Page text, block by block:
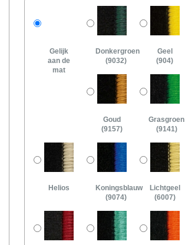
Gelijk
aan de
mat
Donkergroen
(9032)
Geel
(904)
Goud
(9157)
Grasgroen
(9141)
Helios
Koningsblauw
(9074)
Lichtgeel
(6007)